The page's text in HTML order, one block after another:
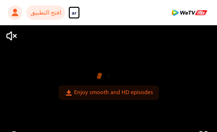
ar افتح التطبيق
Enjoy smooth and HD episodes